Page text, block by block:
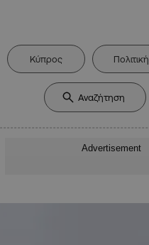
Κύπρος Πολιτική
Advertisement